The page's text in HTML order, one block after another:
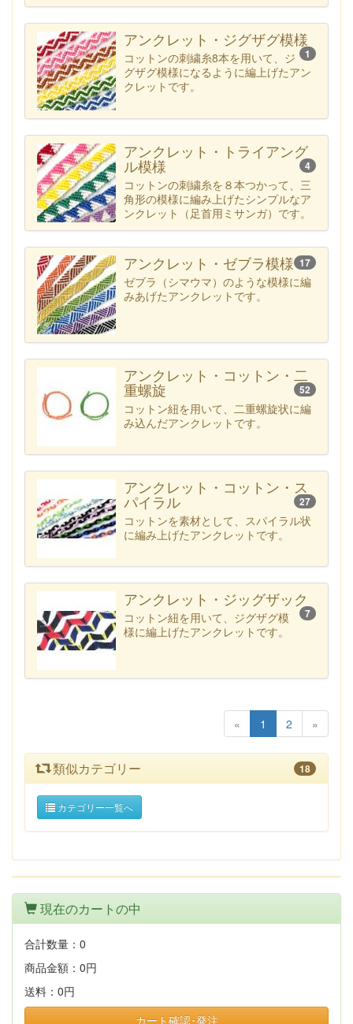
アンクレット・ジグザグ模様
1
コットンの刺繍糸8本を用いて、ジ
グザグ模様になるように編上げたアン
クレットです。
アンクレット・トライアング
ル模様 4
コットンの刺繍糸を８本つかって、三
角形の模様に編み上げたシンプルなア
ンクレット（足首用ミサンガ）です。
アンクレット・ゼブラ模様 17
ゼブラ（シマウマ）のような模様に編
みあげたアンクレットです。
アンクレット・コットン・二
重螺旋 52
コットン紐を用いて、二重螺旋状に編
み込んだアンクレットです。
アンクレット・コットン・ス
パイラル 27
コットンを素材として、スパイラル状
に編み上げたアンクレットです。
アンクレット・ジッグザック
7
コットン紐を用いて、ジグザグ模
様に編上げたアンクレットです。
« 1 2 »
類似カテゴリー 18
カテゴリー一覧へ
現在のカートの中
合計数量： 0
商品金額： 0円
送料： 0円
カート確認･発注